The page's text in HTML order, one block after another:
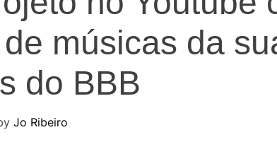
músicas da
do BBB
Jo Ribeiro